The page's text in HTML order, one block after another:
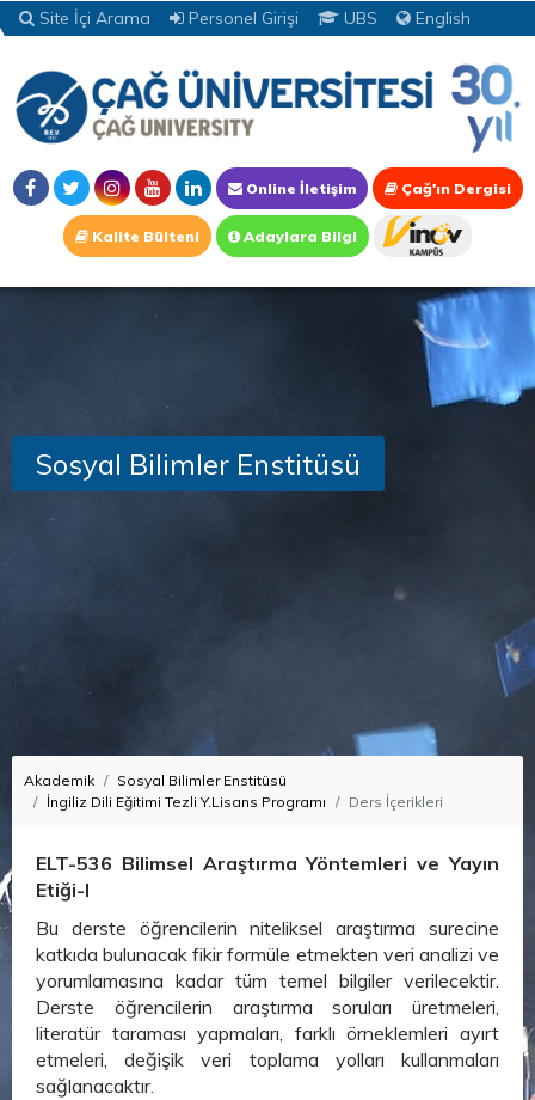
Site İçi Arama Personel Girişi UBS English
Online İletişim Çağ'ın Dergisi
Kalite Bülteni Adaylara Bilgi
Sosyal Bilimler Enstitüsü
Akademik
Sosyal Bilimler Enstitüsü
İngiliz Dili Eğitimi Tezli Y.Lisans Programı
Ders İçerikleri
ELT-536 Bilimsel Araştırma Yöntemleri ve Yayın
Etiği-I
Bu derste öğrencilerin niteliksel araştırma surecine
katkıda bulunacak fikir formüle etmekten veri analizi ve
yorumlamasına kadar tüm temel bilgiler verilecektir.
Derste öğrencilerin araştırma soruları üretmeleri,
literatür taraması yapmaları, farklı örneklemleri ayırt
etmeleri, değişik veri toplama yolları kullanmaları
sağlanacaktır.